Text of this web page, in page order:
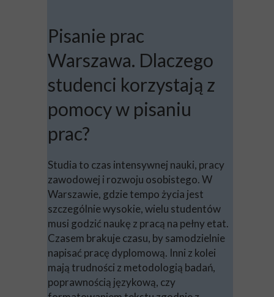
Pisanie prac
Warszawa. Dlaczego
studenci korzystają z
pomocy w pisaniu
prac?
Studia to czas intensywnej nauki, pracy
zawodowej i rozwoju osobistego. W
Warszawie, gdzie tempo życia jest
szczególnie wysokie, wielu studentów
musi godzić naukę z pracą na pełny etat.
Czasem brakuje czasu, by samodzielnie
napisać pracę dyplomową. Inni z kolei
mają trudności z metodologią badań,
poprawnością językową, czy